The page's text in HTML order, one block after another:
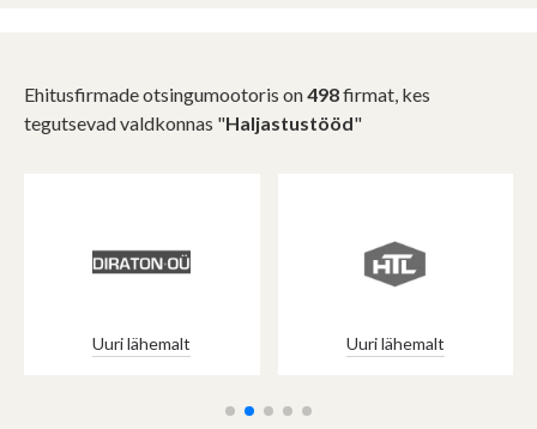
Ehitusfirmade otsingumootoris on498firmat, kes
tegutsevad valdkonnas "Haljastustööd"
Uuri lähemalt Uuri lähemalt